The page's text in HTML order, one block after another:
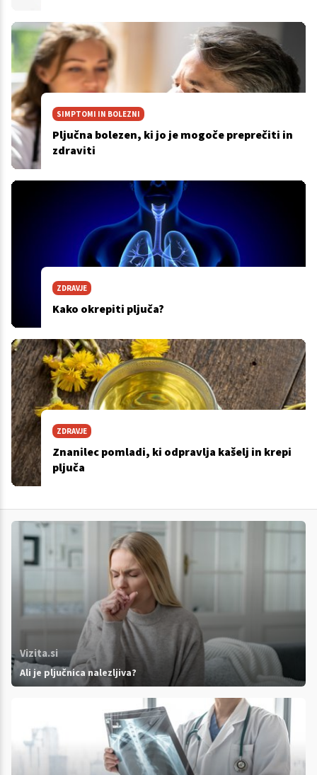
SIMPTOMI IN BOLEZNI
Pljučna bolezen, ki jo je mogoče preprečiti in
zdraviti
ZDRAVJE
Kako okrepiti pljuča?
ZDRAVJE
Znanilec pomladi, ki odpravlja kašelj in krepi
pljuča
Vizita.si
Ali je pljučnica nalezljiva?